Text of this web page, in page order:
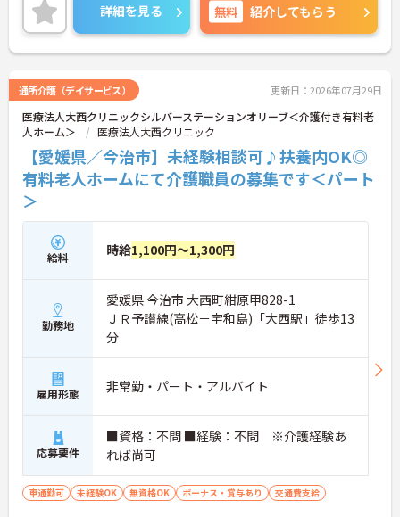
が整っています。年間休日110日で、夏季休暇・年
末年始休暇もあり、オンオフのメリハリをつけて働
ける点も魅力です。
マイカー通勤が可能で無料駐車場完備、地域に根ざ
ける環境が整っています。
ご興味のある方には、面接対策ポイントなどさらに
詳細をお話いたしますので、お気軽にご相談くださ
い。
詳細を見る 無料 紹介してもらう
通所介護（デイサービス） 更新日：2026年07月29日
医療法人大西クリニックシルバーステーションオリーブ＜介護付き有料老
人ホーム＞
医療法人大西クリニック
【愛媛県／今治市】未経験相談可♪扶養内OK◎
有料老人ホームにて介護職員の募集です＜パート
＞
給料 時給1,100円～1,300円
勤務地
愛媛県 今治市 大西町紺原甲828-1
ＪＲ予讃線(高松－宇和島)「大西駅」徒歩13
分
雇用形態 非常勤・パート・アルバイト
応募要件
■資格：不問 ■経験：不問 ※介護経験あ
れば尚可
車通勤可 未経験OK 無資格OK ボーナス・賞与あり 交通費支給